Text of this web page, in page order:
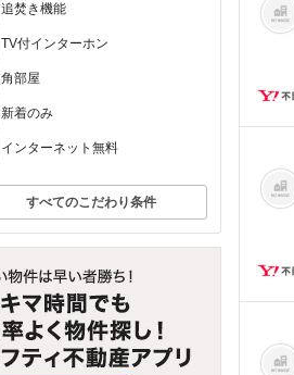
追焚き機能
TV付インターホン
角部屋
新着のみ
インターネット無料
すべてのこだわり条件